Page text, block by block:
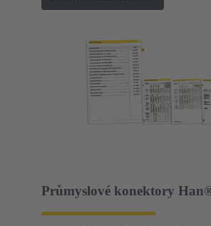
Průmyslové konektory